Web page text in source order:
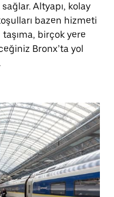
Altyapı, kolay
bazen hizmeti
birçok yere
Bronx’ta yol